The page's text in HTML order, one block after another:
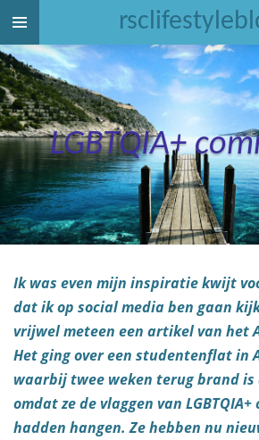
Ga
direct
naar
de
hoofdinhoud
LGBTQIA+
Ik was even mijn inspiratie kwijt
dat ik op social media ben gaan
vrijwel meteen een artikel van het
Het ging over een studentenflat in
waarbij twee weken terug brand is
omdat ze de vlaggen van
hadden hangen. Ze hebben nu